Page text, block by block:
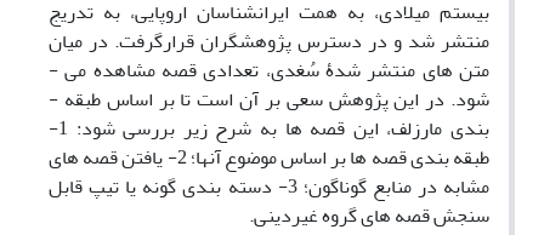
بیستم میلادی، به همت ایران­شناسان اروپایی، به تدریج
منتشر شد و در دسترس پژوهشگران قرارگرفت. در میان
متن­ های منتشر شدۀ سُغدی، تعدادی قصه مشاهده می ­
شود. در این پژوهش سعی بر آن است تا بر اساس طبقه ­
بندی مارزلف، این قصه ­ها به شرح زیر بررسی شود: 1-
طبقه­ بندی قصه­ ها بر اساس موضوع آنها؛ 2- یافتن قصه­ های
مشابه در منابع گوناگون؛ 3- دسته­ بندی گونه یا تیپ قابل
سنجش قصه ­های گروه غیردینی.